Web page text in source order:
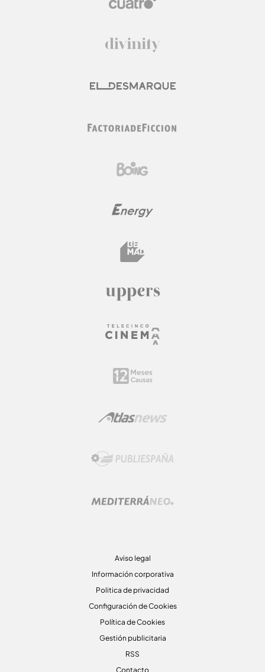
Aviso legal
Información corporativa
Politica de privacidad
Configuración de Cookies
Política de Cookies
Gestión publicitaria
RSS
Contacto